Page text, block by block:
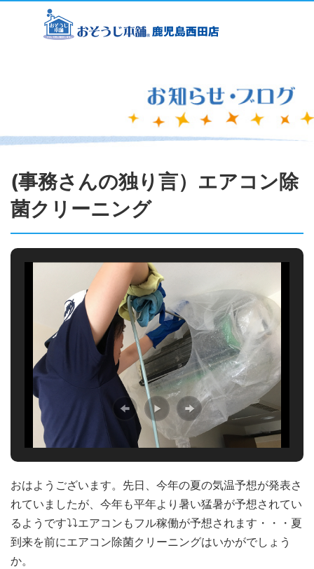
(事務さんの独り言）エアコン除
菌クリーニング
おはようございます。先日、今年の夏の気温予想が発表さ
れていましたが、今年も平年より暑い猛暑が予想されてい
るようです⤵⤵エアコンもフル稼働が予想されます・・・夏
到来を前にエアコン除菌クリーニングはいかがでしょう
か。